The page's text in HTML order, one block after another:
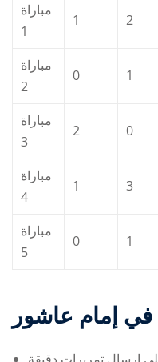
مباراة
1
1 2
مباراة
2
0 1
مباراة
3
2 0
مباراة
4
1 3
مباراة
5
0 1
فيإمام عاشور